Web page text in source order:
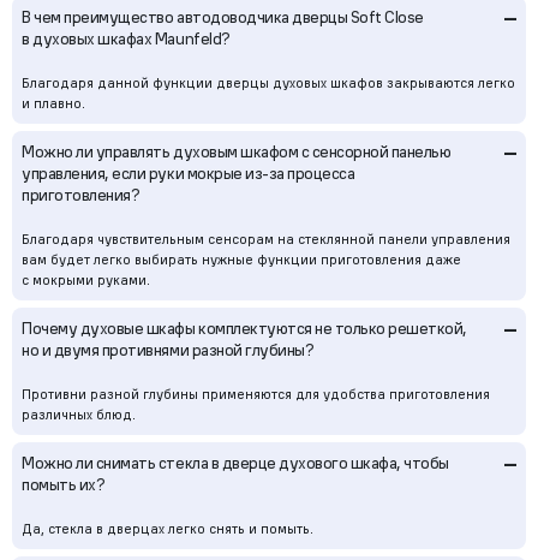
В чем преимущество автодоводчика дверцы Soft Close
в духовых шкафах Maunfeld?
–
Благодаря данной функции дверцы духовых шкафов закрываются легко
и плавно.
Можно ли управлять духовым шкафом с сенсорной панелью
управления, если руки мокрые из-за процесса
приготовления?
–
Благодаря чувствительным сенсорам на стеклянной панели управления
вам будет легко выбирать нужные функции приготовления даже
с мокрыми руками.
Почему духовые шкафы комплектуются не только решеткой,
но и двумя противнями разной глубины?
–
Противни разной глубины применяются для удобства приготовления
различных блюд.
Можно ли снимать стекла в дверце духового шкафа, чтобы
помыть их?
–
Да, стекла в дверцах легко снять и помыть.